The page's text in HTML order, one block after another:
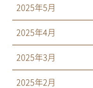
2025年5月
2025年4月
2025年3月
2025年2月